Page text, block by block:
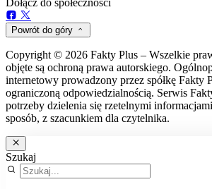
Dołącz do społeczności
Powrót do góry
Copyright © 2026 Fakty Plus – Wszelkie
objęte są ochroną prawa autorskiego.
internetowy prowadzony przez spółkę Fakty
ograniczoną odpowiedzialnością. Serwis
potrzeby dzielenia się rzetelnymi
sposób, z szacunkiem dla czytelnika.
Szukaj